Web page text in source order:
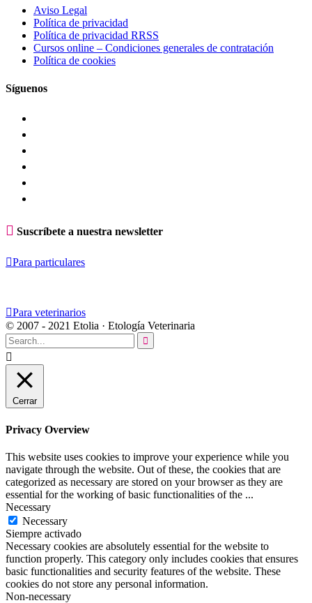
Aviso Legal
Política de privacidad
Política de privacidad RRSS
Cursos online – Condiciones generales de contratación
Política de cookies
Síguenos
 Suscríbete a nuestra newsletter
Para particulares
Para veterinarios
© 2007 - 2021 Etolia · Etología Veterinaria


Cerrar
Privacy Overview
This website uses cookies to improve your experience while you
navigate through the website. Out of these, the cookies that are
categorized as necessary are stored on your browser as they are
essential for the working of basic functionalities of the ...
Necessary
Necessary
Siempre activado
Necessary cookies are absolutely essential for the website to
function properly. This category only includes cookies that ensures
basic functionalities and security features of the website. These
cookies do not store any personal information.
Non-necessary